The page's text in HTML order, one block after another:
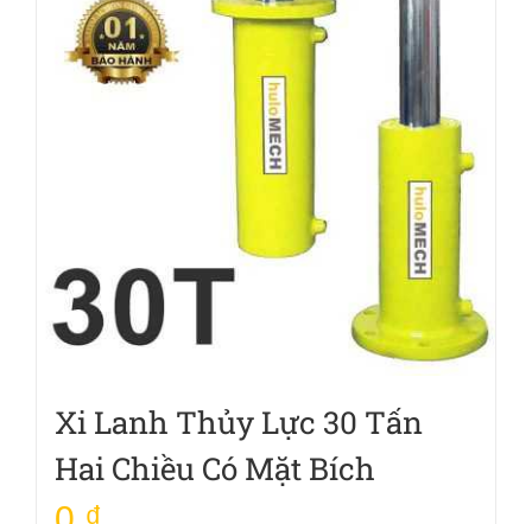
Xi Lanh Thủy Lực 30 Tấn
Hai Chiều Có Mặt Bích